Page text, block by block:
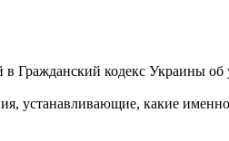
Гражданский кодекс Украины
устанавливающие, какие